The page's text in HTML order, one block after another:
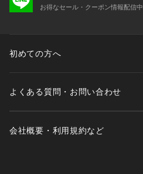
お得なセール・クーポン情報配信中
初めての方へ
よくある質問・お問い合わせ
会社概要・利用規約など